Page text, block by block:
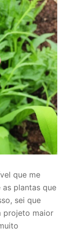
que me
plantas que
sei que
projeto maior